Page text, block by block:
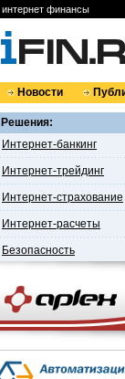
интернет финансы
Новости
Решения:
Интернет-банкинг
Интернет-трейдинг
Интернет-страхование
Интернет-расчеты
Безопасность